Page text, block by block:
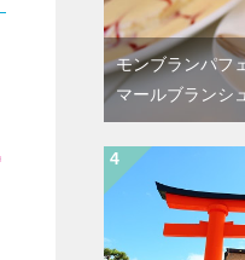
モンブランパフ
マールブランシ